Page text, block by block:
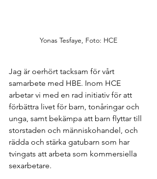
Yonas Tesfaye, Foto: HCE
Jag är oerhört tacksam för vårt
samarbete med HBE. Inom HCE
arbetar vi med en rad initiativ för att
förbättra livet för barn, tonåringar och
unga, samt bekämpa att barn flyttar till
storstaden och människohandel, och
rädda och stärka gatubarn som har
tvingats att arbeta som kommersiella
sexarbetare.